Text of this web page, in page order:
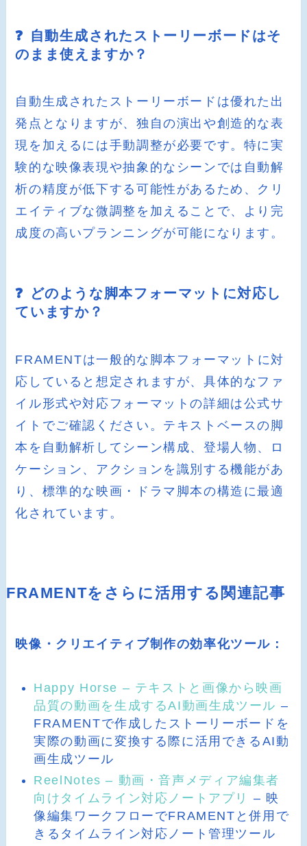
❓ 自動生成されたストーリーボードはそ
のまま使えますか？
自動生成されたストーリーボードは優れた出
発点となりますが、独自の演出や創造的な表
現を加えるには手動調整が必要です。特に実
験的な映像表現や抽象的なシーンでは自動解
析の精度が低下する可能性があるため、クリ
エイティブな微調整を加えることで、より完
成度の高いプランニングが可能になります。
❓ どのような脚本フォーマットに対応し
ていますか？
FRAMENTは一般的な脚本フォーマットに対
応していると想定されますが、具体的なファ
イル形式や対応フォーマットの詳細は公式サ
イトでご確認ください。テキストベースの脚
本を自動解析してシーン構成、登場人物、ロ
ケーション、アクションを識別する機能があ
り、標準的な映画・ドラマ脚本の構造に最適
化されています。
FRAMENTをさらに活用する関連記事
映像・クリエイティブ制作の効率化ツール：
Happy Horse – テキストと画像から映画
品質の動画を生成するAI動画生成ツール –
FRAMENTで作成したストーリーボードを
実際の動画に変換する際に活用できるAI動
画生成ツール
ReelNotes – 動画・音声メディア編集者
向けタイムライン対応ノートアプリ
– 映
像編集ワークフローでFRAMENTと併用で
きるタイムライン対応ノート管理ツール